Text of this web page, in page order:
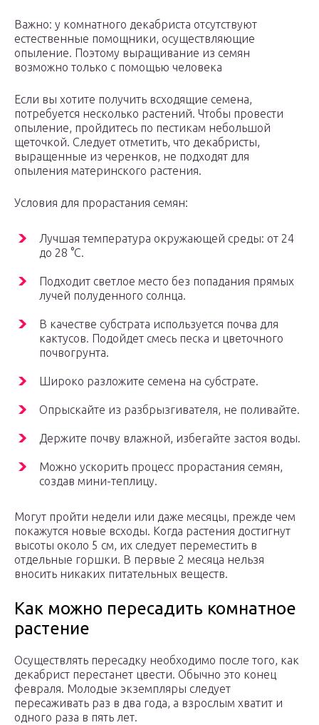
Важно: у комнатного декабриста отсутствуют
естественные помощники, осуществляющие
опыление. Поэтому выращивание из семян
возможно только с помощью человека
Если вы хотите получить всходящие семена,
потребуется несколько растений. Чтобы провести
опыление, пройдитесь по пестикам небольшой
щеточкой. Следует отметить, что декабристы,
выращенные из черенков, не подходят для
опыления материнского растения.
Условия для прорастания семян:
Лучшая температура окружающей среды: от 24
до 28 °C.
Подходит светлое место без попадания прямых
лучей полуденного солнца.
В качестве субстрата используется почва для
кактусов. Подойдет смесь песка и цветочного
почвогрунта.
Широко разложите семена на субстрате.
Опрыскайте из разбрызгивателя, не поливайте.
Держите почву влажной, избегайте застоя воды.
Можно ускорить процесс прорастания семян,
создав мини-теплицу.
Могут пройти недели или даже месяцы, прежде чем
покажутся новые всходы. Когда растения достигнут
высоты около 5 см, их следует переместить в
отдельные горшки. В первые 2 месяца нельзя
вносить никаких питательных веществ.
Как можно пересадить комнатное
растение
Осуществлять пересадку необходимо после того, как
декабрист перестанет цвести. Обычно это конец
февраля. Молодые экземпляры следует
пересаживать раз в два года, а взрослым хватит и
одного раза в пять лет.